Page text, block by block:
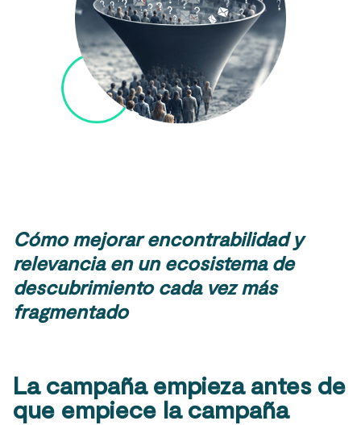
Cómo mejorar encontrabilidad y
relevancia en un ecosistema de
descubrimiento cada vez más
fragmentado
La campaña empieza antes de
que empiece la campaña